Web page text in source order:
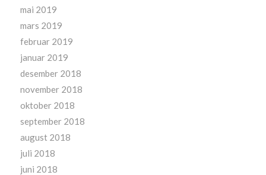
mai 2019
mars 2019
februar 2019
januar 2019
desember 2018
november 2018
oktober 2018
september 2018
august 2018
juli 2018
juni 2018